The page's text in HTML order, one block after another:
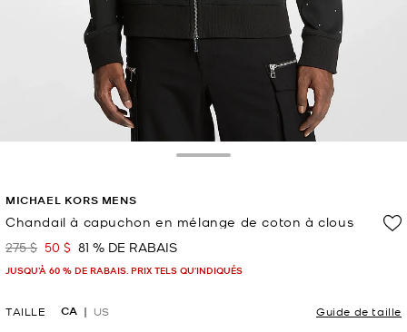
MICHAEL KORS MENS
Chandail à capuchon en mélange de coton à clous
était
275 $ maintenant
50 $ 81 % DE RABAIS
JUSQU’À 60 % DE RABAIS. PRIX TELS QU'INDIQUÉS
TAILLE CA US Guide de taille